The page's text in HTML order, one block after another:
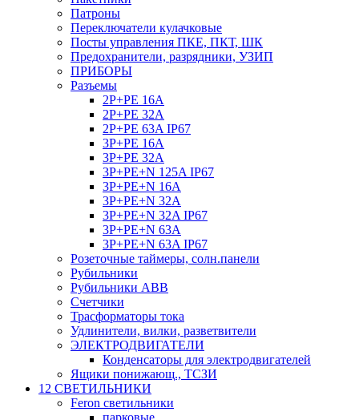
Патроны
Переключатели кулачковые
Посты управления ПКЕ, ПКТ, ШК
Предохранители, разрядники, УЗИП
ПРИБОРЫ
Разъемы
2P+PE 16A
2P+PE 32A
2P+PE 63A IP67
3P+PE 16A
3P+PE 32A
3P+PE+N 125A IP67
3P+PE+N 16A
3P+PE+N 32A
3P+PE+N 32A IP67
3P+PE+N 63A
3P+PE+N 63A IP67
Розеточные таймеры, солн.панели
Рубильники
Рубильники ABB
Счетчики
Трасформаторы тока
Удлинители, вилки, разветвители
ЭЛЕКТРОДВИГАТЕЛИ
Конденсаторы для электродвигателей
Ящики понижающ., ТСЗИ
12 СВЕТИЛЬНИКИ
Feron светильники
парковые